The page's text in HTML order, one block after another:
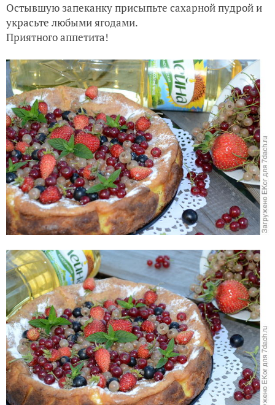
Остывшую запеканку присыпьте сахарной пудрой и
украсьте любыми ягодами.
Приятного аппетита!